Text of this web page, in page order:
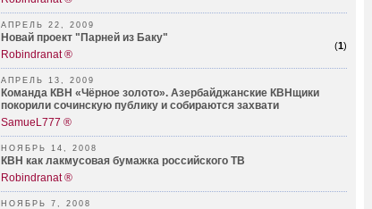
АПРЕЛЬ 22, 2009
(1)
Новай проект "Парней из Баку"
Robindranat ®
АПРЕЛЬ 13, 2009
Команда КВН «Чёрное золото». Азербайджанские КВНщики
покорили сочинскую публику и собираются захвати
SamueL777 ®
НОЯБРЬ 14, 2008
КВН как лакмусовая бумажка российского ТВ
Robindranat ®
НОЯБРЬ 7, 2008